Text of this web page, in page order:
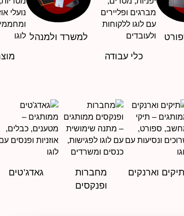
כלי עבודה
למשרד ולמנהל
תיקים וארנקים
מחברות
ופנקסים
גאדג’טים